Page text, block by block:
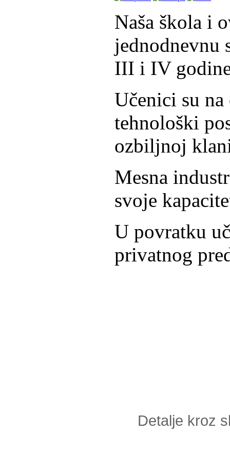
Naša škola i
jednodnevnu
III i IV
Učenici su
tehnološki
ozbiljnoj
Mesna
svoje
U povratku
privatnog
Detalje kroz